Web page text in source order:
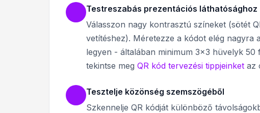
Testreszabás prezentációs láthatósághoz
Válasszon nagy kontrasztú színeket (sötét
vetítéshez). Méretezze a kódot elég
legyen - általában minimum 3x3 hüvelyk
tekintse meg QR kód tervezési tippjeinket az
Tesztelje közönség szemszögéből
Szkennelje QR kódját különböző